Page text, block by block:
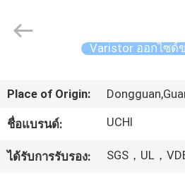
สินค้า
Uchi
Electronics
Varistor ออกไซด์
Place of Origin:
ชื่อแบรนด์: UCHI
ได้รับการรับรอง: SGS，UL，